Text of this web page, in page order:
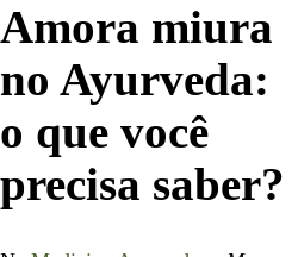
Amora miura
no Ayurveda:
o que você
precisa saber?